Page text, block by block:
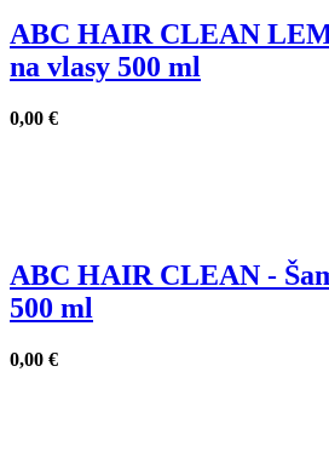
ABC HAIR CLEAN
na vlasy 500 ml
0,00 €
ABC HAIR CLEAN -
500 ml
0,00 €